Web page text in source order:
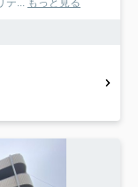
テ... もっと見る